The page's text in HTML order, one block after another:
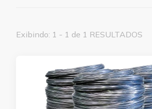
Exibindo: 1 - 1 de 1 RESULTADOS